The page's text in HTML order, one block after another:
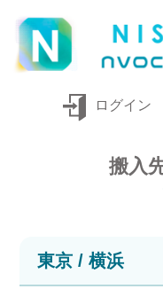
ログイン
搬入
東京 / 横浜